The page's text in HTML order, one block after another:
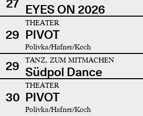
27 EYES ON 2026
29
THEATER
PIVOT
Polivka/Hafner/Koch
29 TANZ, ZUM MITMACHEN
Südpol Dance
30
THEATER
PIVOT
Polivka/Hafner/Koch